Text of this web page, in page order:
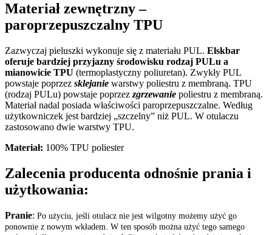
Materiał zewnętrzny –
paroprzepuszczalny TPU
Zazwyczaj pieluszki wykonuje się z materiału PUL. Elskbar
oferuje bardziej przyjazny środowisku rodzaj PULu a
mianowicie TPU (termoplastyczny poliuretan). Zwykły PUL
powstaje poprzez sklejanie warstwy poliestru z membraną. TPU
(rodzaj PULu) powstaje poprzez zgrzewanie poliestru z membraną.
Materiał nadal posiada właściwości paroprzepuszczalne. Według
użytkowniczek jest bardziej „szczelny” niż PUL. W otulaczu
zastosowano dwie warstwy TPU.
Materiał: 100% TPU poliester
Zalecenia producenta odnośnie prania i
użytkowania:
Pranie: Po użyciu, jeśli otulacz nie jest wilgotny możemy użyć go
ponownie z nowym wkładem. W ten sposób można użyć tego samego